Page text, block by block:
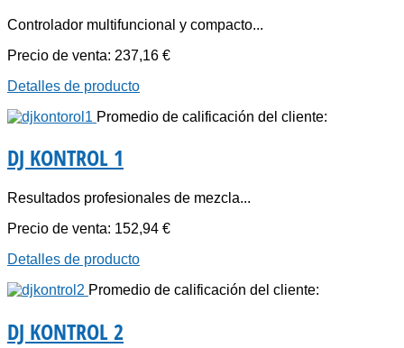
Controlador multifuncional y compacto...
Precio de venta: 237,16 €
Detalles de producto
Promedio de calificación del cliente:
DJ KONTROL 1
Resultados profesionales de mezcla...
Precio de venta: 152,94 €
Detalles de producto
Promedio de calificación del cliente:
DJ KONTROL 2